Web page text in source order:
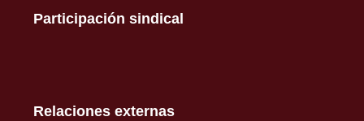
Participación sindical
Relaciones externas